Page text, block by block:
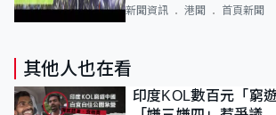
新聞資訊 港聞 首頁新聞
其他人也在看
印度KOL數百元「窮